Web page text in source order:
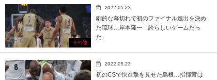
その他
2022.05.23
劇的な幕切れで初のファイナル進出を決め
た琉球…岸本隆一「誇らしいゲームだっ
た」
2022.05.23
初のCSで快進撃を見せた島根…指揮官は